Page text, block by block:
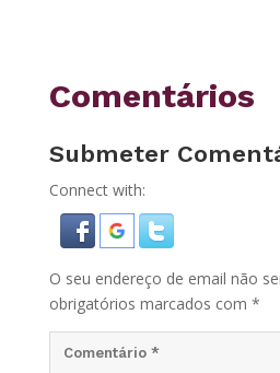
Comentários
Submeter
Connect with:
O seu endereço de email não
obrigatórios marcados com *